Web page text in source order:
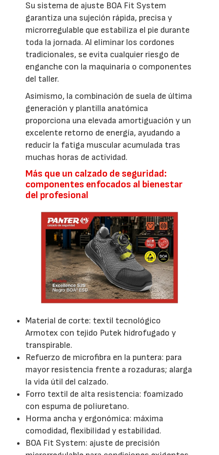
Su sistema de ajuste BOA Fit System
garantiza una sujeción rápida, precisa y
microrregulable que estabiliza el pie durante
toda la jornada. Al eliminar los cordones
tradicionales, se evita cualquier riesgo de
enganche con la maquinaria o componentes
del taller.
Asimismo, la combinación de suela de última
generación y plantilla anatómica
proporciona una elevada amortiguación y un
excelente retorno de energía, ayudando a
reducir la fatiga muscular acumulada tras
muchas horas de actividad.
Más que un calzado de seguridad:
componentes enfocados al bienestar
del profesional
Material de corte: textil tecnológico
Armotex con tejido Putek hidrofugado y
transpirable.
Refuerzo de microfibra en la puntera: para
mayor resistencia frente a rozaduras; alarga
la vida útil del calzado.
Forro textil de alta resistencia: foamizado
con espuma de poliuretano.
Horma ancha y ergonómica: máxima
comodidad, flexibilidad y estabilidad.
BOA Fit System: ajuste de precisión